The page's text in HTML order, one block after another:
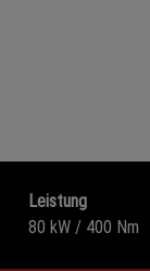
Leistung
80 kW / 400 Nm